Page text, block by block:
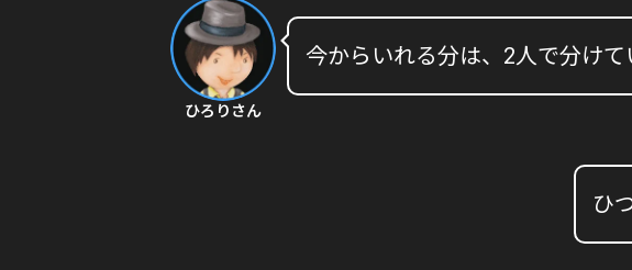
ひろりさん
今からいれる分は、2人で分けて
ひ